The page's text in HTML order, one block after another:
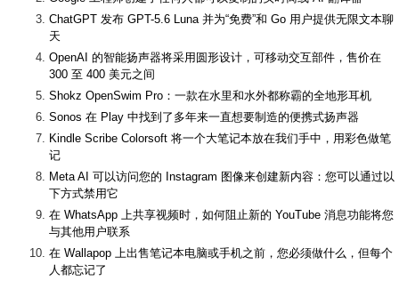
ChatGPT 发布 GPT-5.6 Luna 并为“免费”和 Go 用户提供无限文本聊
天
OpenAI 的智能扬声器将采用圆形设计，可移动交互部件，售价在
300 至 400 美元之间
Shokz OpenSwim Pro：一款在水里和水外都称霸的全地形耳机
Sonos 在 Play 中找到了多年来一直想要制造的便携式扬声器
Kindle Scribe Colorsoft 将一个大笔记本放在我们手中，用彩色做笔
记
Meta AI 可以访问您的 Instagram 图像来创建新内容：您可以通过以
下方式禁用它
在 WhatsApp 上共享视频时，如何阻止新的 YouTube 消息功能将您
与其他用户联系
在 Wallapop 上出售笔记本电脑或手机之前，您必须做什么，但每个
人都忘记了